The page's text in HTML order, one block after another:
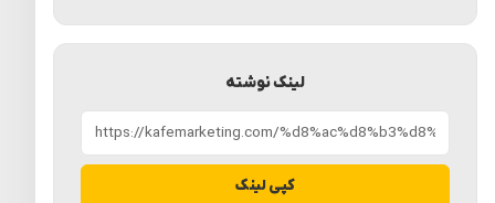
لینک نوشته
کپی لینک